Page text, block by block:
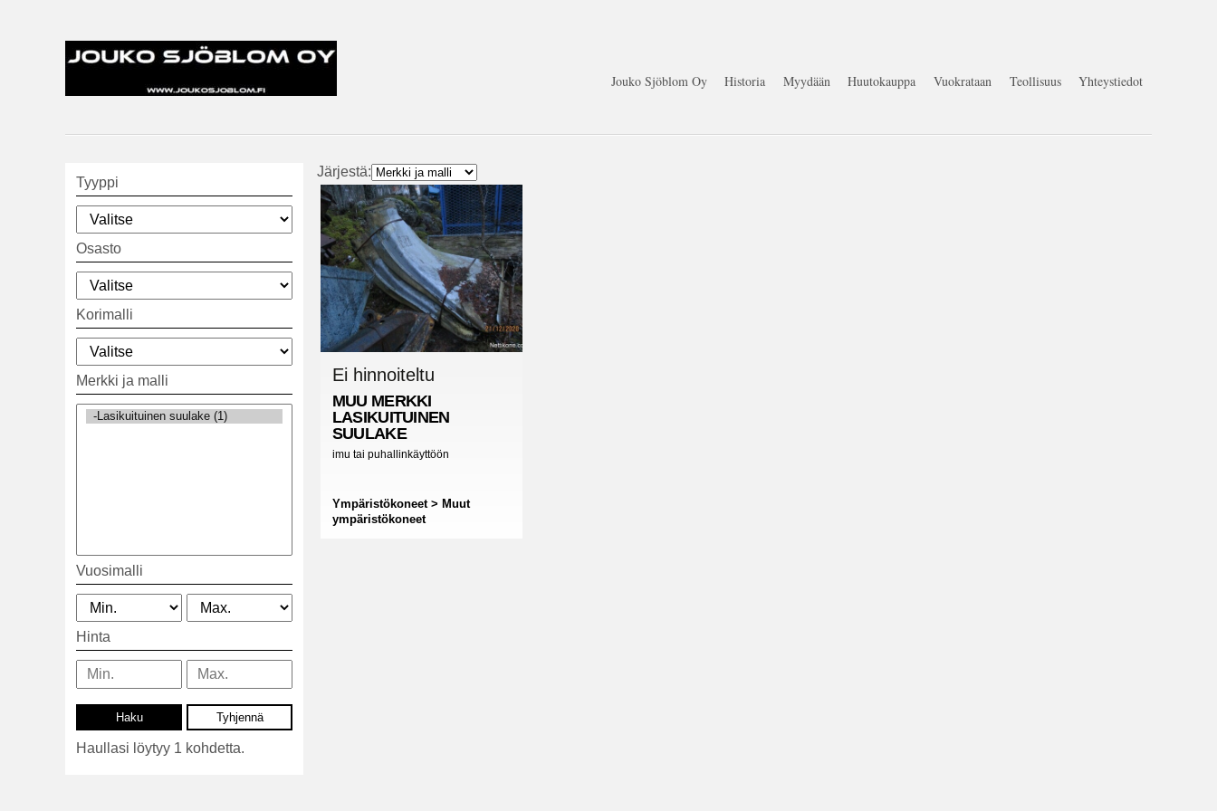
Jouko Sjöblom Oy Historia Myydään Huutokauppa Vuokrataan Teollisuus Yhteystiedot
Tyyppi
Osasto
Korimalli
Merkki ja malli
Vuosimalli
Hinta
Haullasi löytyy 1 kohdetta.
Järjestä:
Ei hinnoiteltu
MUU MERKKI
LASIKUITUINEN
SUULAKE
imu tai puhallinkäyttöön
Ympäristökoneet > Muut
ympäristökoneet